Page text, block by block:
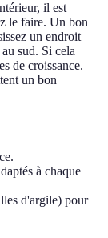
il est
le faire. Un bon
un endroit
sud. Si cela
de croissance.
un bon
à chaque
d'argile) pour